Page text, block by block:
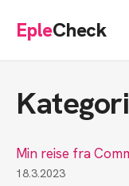
EpleCheck
Min reise fra
18.3.2023